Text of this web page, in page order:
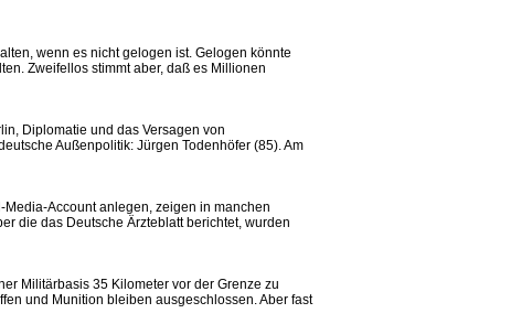
wenn es nicht gelogen ist. Gelogen könnte
Zweifellos stimmt aber, daß es Millionen
Diplomatie und das Versagen von
Außenpolitik: Jürgen Todenhöfer (85). Am
Account anlegen, zeigen in manchen
die das Deutsche Ärzteblatt berichtet, wurden
Militärbasis 35 Kilometer vor der Grenze zu
und Munition bleiben ausgeschlossen. Aber fast